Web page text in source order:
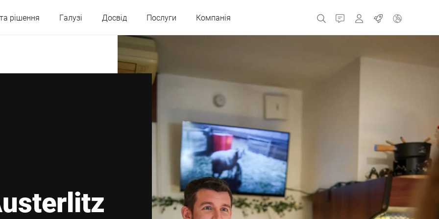
рішення Галузі Досвід Послуги Компанія КонтактMyBizerba
Робота
Італія
Португалія
Сербія Словаччина